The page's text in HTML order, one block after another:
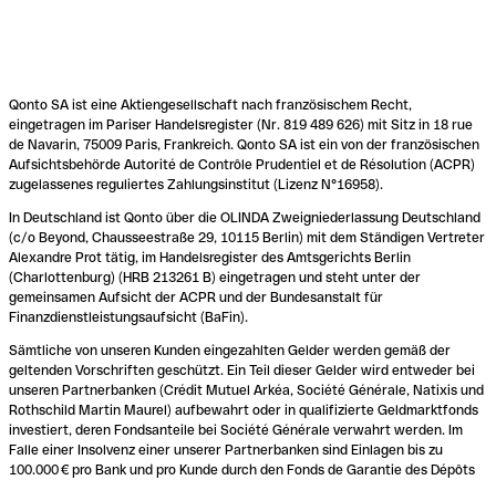
Qonto SA ist eine Aktiengesellschaft nach französischem Recht,
eingetragen im Pariser Handelsregister (Nr. 819 489 626) mit Sitz in 18 rue
de Navarin, 75009 Paris, Frankreich. Qonto SA ist ein von der französischen
Aufsichtsbehörde Autorité de Contrôle Prudentiel et de Résolution (ACPR)
zugelassenes reguliertes Zahlungsinstitut (Lizenz N°16958).
In Deutschland ist Qonto über die OLINDA Zweigniederlassung Deutschland
(c/o Beyond, Chausseestraße 29, 10115 Berlin) mit dem Ständigen Vertreter
Alexandre Prot tätig, im Handelsregister des Amtsgerichts Berlin
(Charlottenburg) (HRB 213261 B) eingetragen und steht unter der
gemeinsamen Aufsicht der ACPR und der Bundesanstalt für
Finanzdienstleistungsaufsicht (BaFin).
Sämtliche von unseren Kunden eingezahlten Gelder werden gemäß der
geltenden Vorschriften geschützt. Ein Teil dieser Gelder wird entweder bei
unseren Partnerbanken (Crédit Mutuel Arkéa, Société Générale, Natixis und
Rothschild Martin Maurel) aufbewahrt oder in qualifizierte Geldmarktfonds
investiert, deren Fondsanteile bei Société Générale verwahrt werden. Im
Falle einer Insolvenz einer unserer Partnerbanken sind Einlagen bis zu
100.000 € pro Bank und pro Kunde durch den Fonds de Garantie des Dépôts